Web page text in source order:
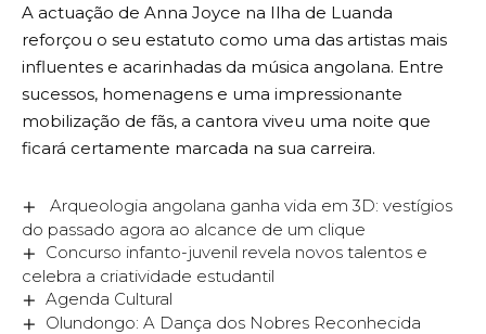
A actuação de Anna Joyce na Ilha de Luanda
reforçou o seu estatuto como uma das artistas mais
influentes e acarinhadas da música angolana. Entre
sucessos, homenagens e uma impressionante
mobilização de fãs, a cantora viveu uma noite que
ficará certamente marcada na sua carreira.
Arqueologia angolana ganha vida em 3D: vestígios
do passado agora ao alcance de um clique
Concurso infanto-juvenil revela novos talentos e
celebra a criatividade estudantil
Agenda Cultural
Olundongo: A Dança dos Nobres Reconhecida